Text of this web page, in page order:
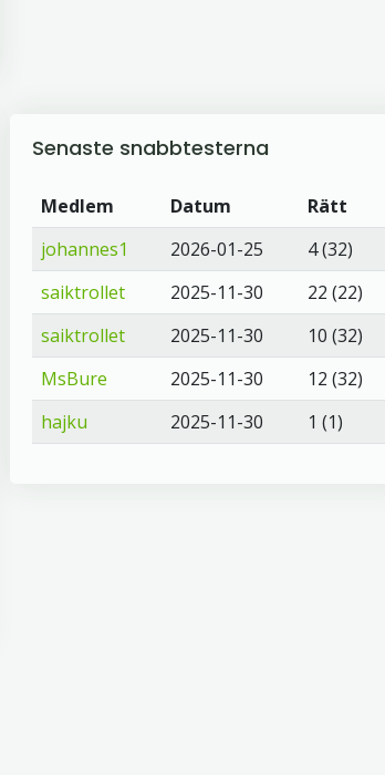
Senaste snabbtesterna
Medlem Datum
Rätt
johannes1
2026-01-25
4 (32)
saiktrollet
2025-11-30
22 (22)
saiktrollet
2025-11-30
10 (32)
MsBure
2025-11-30
12 (32)
hajku
2025-11-30 1 (1)